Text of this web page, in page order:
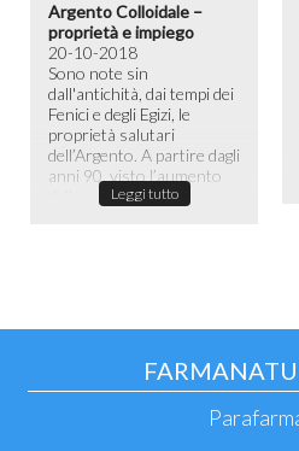
Argento Colloidale –
proprietà e impiego
20-10-2018
Sono note sin
dall'antichità, dai tempi dei
Fenici e degli Egizi, le
proprietà salutari
dell’Argento. A partire dagli
anni 90, visto l’aumento
Leggi tutto